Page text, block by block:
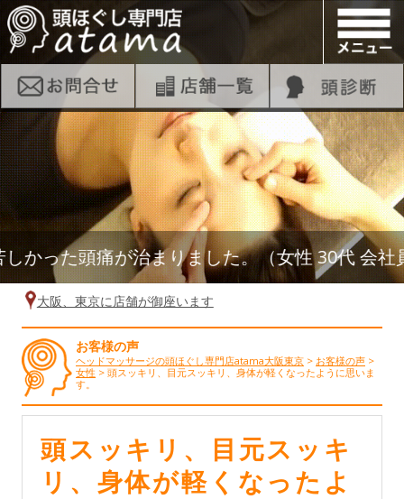
った頭痛が治まりました。（女性 30代 会社員
大阪、東京に店舗が御座います
お客様の声
ヘッドマッサージの頭ほぐし専門店atama大阪東京 > お客様の声 >
女性 > 頭スッキリ、目元スッキリ、身体が軽くなったように思いま
す。
頭スッキリ、目元スッキ
リ、身体が軽くなったよ